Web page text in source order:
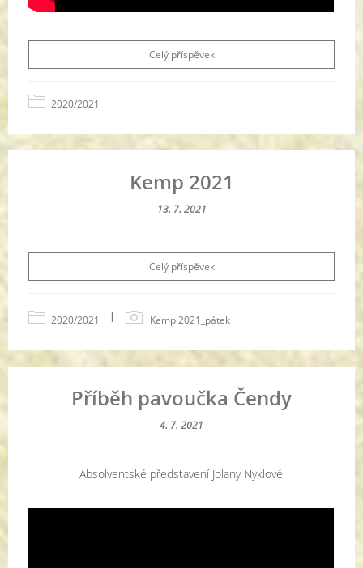
Celý příspěvek
2020/2021
Kemp 2021
13. 7. 2021
Celý příspěvek
2020/2021 | Kemp 2021_pátek
Příběh pavoučka Čendy
4. 7. 2021
Absolventské představení Jolany Nyklové